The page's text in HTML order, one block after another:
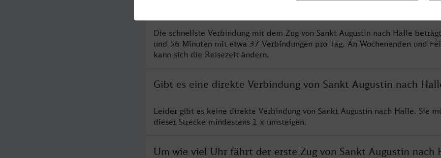
Die schnellste Verbindung mit dem Zug von Sankt Augustin nach Halle
und 56 Minuten mit etwa 37 Verbindungen pro Tag. An Wochenenden und
kann sich die Reisezeit ändern.
Gibt es eine direkte Verbindung von Sankt Augustin nach
Leider gibt es keine direkte Verbindung von Sankt Augustin nach Halle. Sie
dieser Strecke mindestens 1 x umsteigen.
Um wie viel Uhr fährt der erste Zug von Sankt Augustin nach